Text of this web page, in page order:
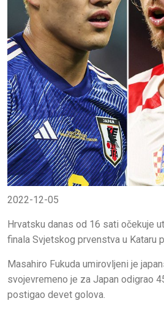
2022-12-05
Hrvatsku danas od 16 sati očekuje
finala Svjetskog prvenstva u Kataru
Masahiro Fukuda umirovljeni je
svojevremeno je za Japan odigrao
postigao devet golova.